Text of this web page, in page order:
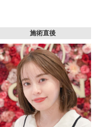
施術直後